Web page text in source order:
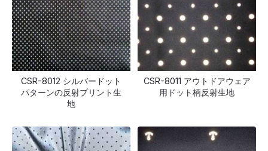
CSR-8012 シルバードット
パターンの反射プリント生
地
CSR-8011 アウトドアウェア
用ドット柄反射生地